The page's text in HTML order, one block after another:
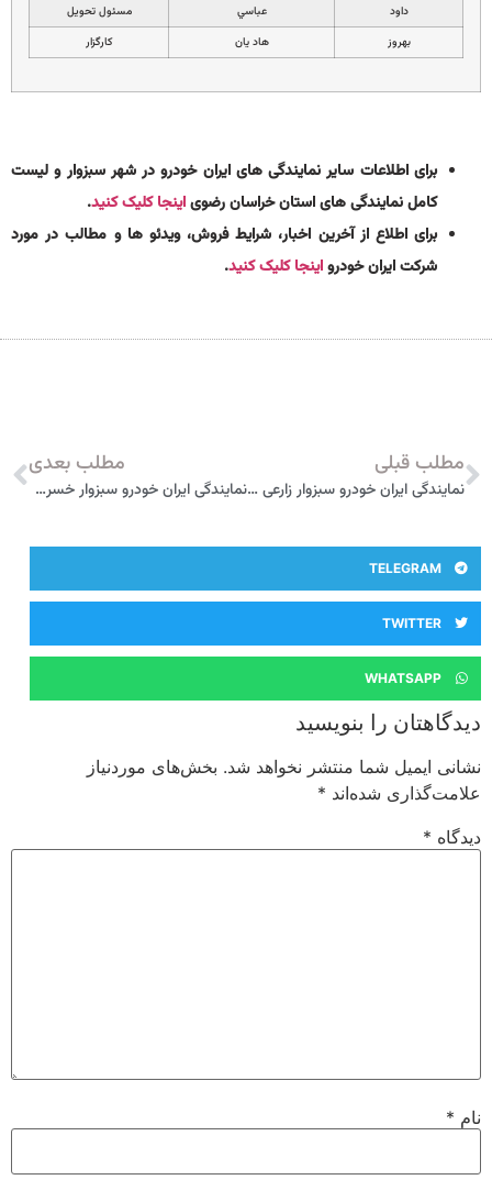
داود
عباسي
مسئول تحويل
بهروز
هاد يان كارگزار
برای اطلاعات سایر نمایندگی های ایران خودرو در شهر سبزوار و لیست
کامل نمایندگی های استان خراسان رضویاینجا کلیک کنید.
برای اطلاع از آخرین اخبار، شرایط فروش، ویدئو ها و مطالب در مورد
شرکت ایران خودرواینجا کلیک کنید.
مطلب قبلی
نمایندگی ایران خودرو سبزوار زارعی 3092
مطلب بعدی
نمایندگی ایران خودرو سبزوار خسروجردی 3064
TELEGRAM
TWITTER
WHATSAPP
دیدگاهتان را بنویسید
نشانی ایمیل شما منتشر نخواهد شد. بخش‌های موردنیاز
علامت‌گذاری شده‌اند*
دیدگاه*
نام*